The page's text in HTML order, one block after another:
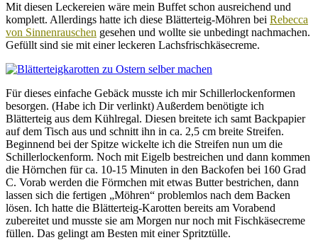
Mit diesen Leckereien wäre mein Buffet schon ausreichend und
komplett. Allerdings hatte ich diese Blätterteig-Möhren bei Rebecca
von Sinnenrauschen gesehen und wollte sie unbedingt nachmachen.
Gefüllt sind sie mit einer leckeren Lachsfrischkäsecreme.
Für dieses einfache Gebäck musste ich mir Schillerlockenformen
besorgen. (Habe ich Dir verlinkt) Außerdem benötigte ich
Blätterteig aus dem Kühlregal. Diesen breitete ich samt Backpapier
auf dem Tisch aus und schnitt ihn in ca. 2,5 cm breite Streifen.
Beginnend bei der Spitze wickelte ich die Streifen nun um die
Schillerlockenform. Noch mit Eigelb bestreichen und dann kommen
die Hörnchen für ca. 10-15 Minuten in den Backofen bei 160 Grad
C. Vorab werden die Förmchen mit etwas Butter bestrichen, dann
lassen sich die fertigen „Möhren“ problemlos nach dem Backen
lösen. Ich hatte die Blätterteig-Karotten bereits am Vorabend
zubereitet und musste sie am Morgen nur noch mit Fischkäsecreme
füllen. Das gelingt am Besten mit einer Spritztülle.